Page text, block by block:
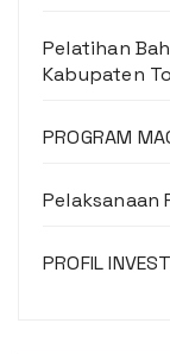
Pelatihan
Kabupaten
PROGRAM
Pelaksanaan
PROFIL